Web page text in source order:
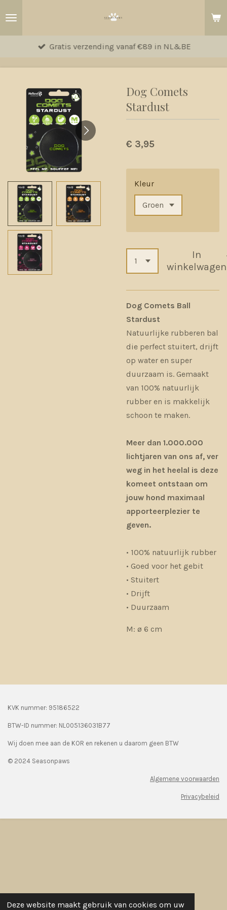
Deze website maakt gebruik van cookies om uw
hoofdinhoud
Gratis verzending vanaf €89 in NL&BE
Dog Comets
Stardust
€ 3,95
Kleur
In
winkelwagen
Dog Comets Ball
Stardust
Natuurlijke rubberen bal
die perfect stuitert, drijft
op water en super
duurzaam is. Gemaakt
van 100% natuurlijk
rubber en is makkelijk
schoon te maken.
Meer dan 1.000.000
lichtjaren van ons af, ver
weg in het heelal is deze
komeet ontstaan om
jouw hond maximaal
apporteerplezier te
geven.
• 100% natuurlijk rubber
• Goed voor het gebit
• Stuitert
• Drijft
• Duurzaam
M: ø 6 cm
KVK nummer: 95186522
BTW-ID nummer: NL005136031B77
Wij doen mee aan de KOR en rekenen u daarom geen BTW
© 2024 Seasonpaws
Algemene voorwaarden
Privacybeleid